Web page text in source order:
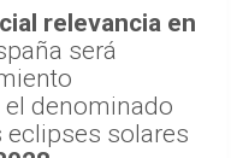
relevancia en
será
denominado
eclipses solares